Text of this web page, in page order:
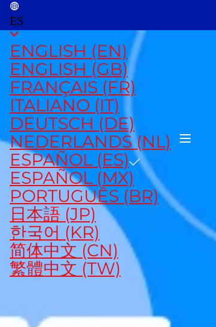
ES
ENGLISH (EN)
ENGLISH (GB)
FRANÇAIS (FR)
ITALIANO (IT)
DEUTSCH (DE)
NEDERLANDS (NL)
ESPAÑOL (ES)
ESPAÑOL (MX)
PORTUGUÊS (BR)
日本語 (JP)
한국어 (KR)
简体中文 (CN)
繁體中文 (TW)